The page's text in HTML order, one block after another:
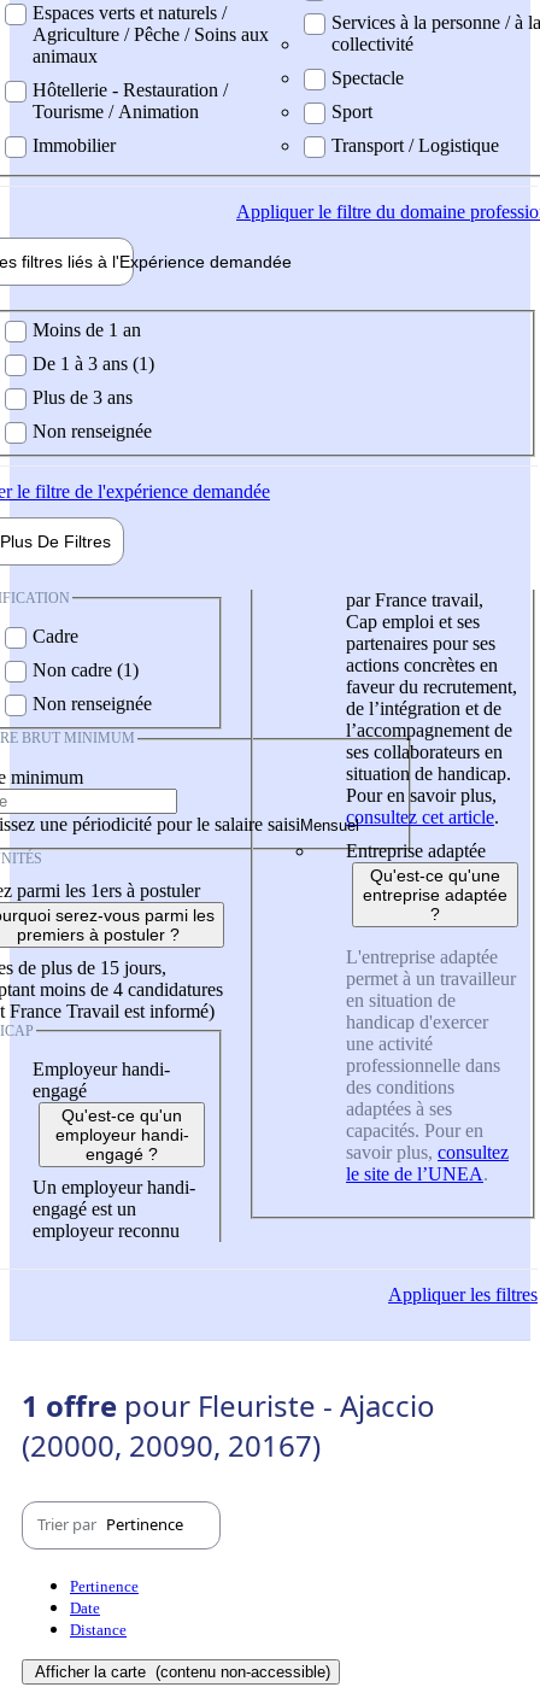
Espaces verts et naturels /
Agriculture / Pêche / Soins aux
animaux
Hôtellerie - Restauration /
Tourisme / Animation
Immobilier
Services à la personne / à la
collectivité
Spectacle
Sport
Transport / Logistique
Appliquerle filtre du domaine
filtres liés à l'Expérience demandée
demandée
Moins de 1 an
De 1 à 3 ans (1)
Plus de 3 ans
Non renseignée
le filtre de l'expérience demandée
Plus De Filtres
Cadre
Non cadre (1)
Non renseignée
BRUT MINIMUM
minimum
une périodicité pour le salaire saisi
parmi les 1ers à postuler
serez-vous parmi les
premiers à postuler ?
de plus de 15 jours,
moins de 4 candidatures
France Travail est informé)
Employeur handi-
engagé
Qu'est-ce qu'un
employeur handi-
engagé ?
Un employeur handi-
engagé est un
employeur reconnu
par France travail,
Cap emploi et ses
partenaires pour ses
actions concrètes en
faveur du recrutement,
de l’intégration et de
l’accompagnement de
ses collaborateurs en
situation de handicap.
Pour en savoir plus,
consultez cet article.
Entreprise adaptée
Qu'est-ce qu'une
entreprise adaptée
?
L'entreprise adaptée
permet à un travailleur
en situation de
handicap d'exercer
une activité
professionnelle dans
des conditions
adaptées à ses
capacités. Pour en
savoir plus, consultez
le site de l’UNEA.
Appliquerles filtres
1 offre pour Fleuriste - Ajaccio
(20000, 20090, 20167)
Trier par Pertinence
Pertinence
Date
Distance
Afficher la carte (contenu non-accessible)